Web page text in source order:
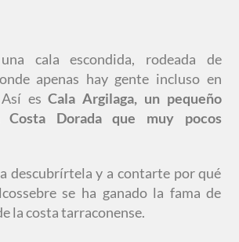
cala escondida, rodeada de
apenas hay gente incluso en
Así esCala Argilaga, un pequeño
Dorada que muy pocos
descubrírtela y a contarte por qué
se ha ganado la fama de
la costa tarraconense.